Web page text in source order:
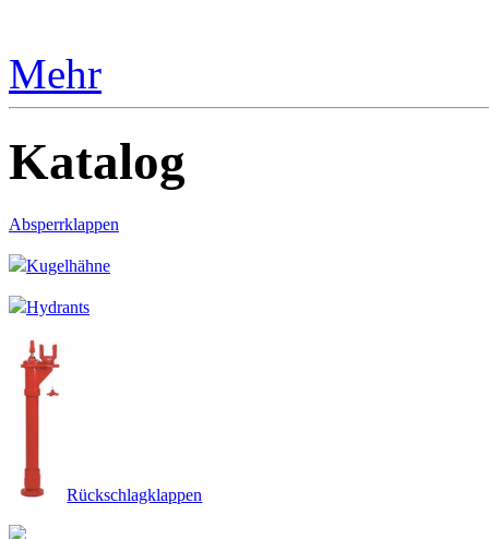
Mehr
Katalog
Absperrklappen
Kugelhähne
Hydrants
Rückschlagklappen